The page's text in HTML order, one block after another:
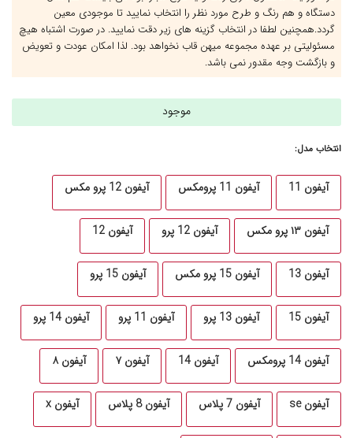
دستگاه و هم رنگ و طرح مورد نظر را انتخاب نمایید تا موجودی معین
گردد.همچنین لطفا در انتخاب گزینه های زیر دقت نمایید. در صورت اشتباه هیچ
مسئولیتی بر عهده مجموعه میهن قاب نخواهد بود. لذا امکان عودت و تعویض
و بازگشت وجه مقدور نمی باشد.
موجود
انتخاب مدل:
آیفون 11 آیفون 11 پرومکس آیفون 12 پرو مکس
آیفون ۱۳ پرو مکس آیفون 12 پرو آیفون 12
آیفون 13 آیفون 15 پرو مکس آیفون 15 پرو
آیفون 15 آیفون 13 پرو آیفون 11 پرو آیفون 14 پرو
آیفون 14 پرومکس آیفون 14 آیفون ۷ آیفون ۸
آیفون se آیفون 7 پلاس آیفون 8 پلاس آیفون x